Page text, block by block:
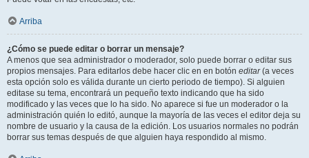
Arriba
¿Cómo se puede editar o borrar un mensaje?
A menos que sea administrador o moderador, solo puede borrar o editar sus
propios mensajes. Para editarlos debe hacer clic en en botón editar(a veces
esta opción solo es válida durante un cierto periodo de tiempo). Si alguien
editase su tema, encontrará un pequeño texto indicando que ha sido
modificado y las veces que lo ha sido. No aparece si fue un moderador o la
administración quién lo editó, aunque la mayoría de las veces el editor deja su
nombre de usuario y la causa de la edición. Los usuarios normales no podrán
borrar sus temas después de que alguien haya respondido al mismo.